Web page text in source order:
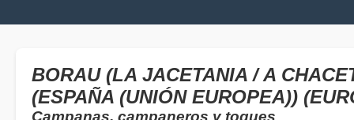
BORAU (LA JACETANIA / A
(ESPAÑA (UNIÓN EUROPEA))
Campanas, campaneros y toques